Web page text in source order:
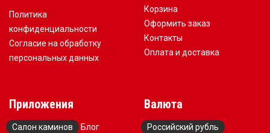
Политика
конфиденциальности
Согласие на обработку
персональных данных
Корзина
Оформить заказ
Контакты
Оплата и доставка
Приложения
Салон каминов Блог
Валюта
Российский рубль